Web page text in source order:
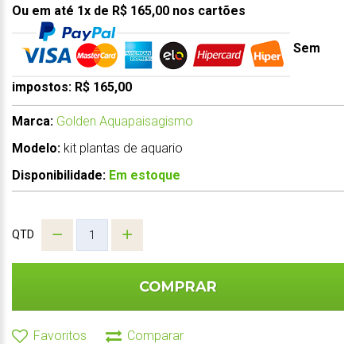
Ou em até 1x de R$ 165,00 nos cartões
Sem
impostos: R$ 165,00
Marca: Golden Aquapaisagismo
Modelo: kit plantas de aquario
Disponibilidade: Em estoque
QTD
COMPRAR
Favoritos Comparar